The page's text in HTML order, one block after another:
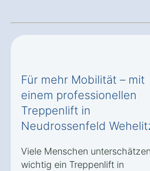
Für mehr Mobilität – mit
einem professionellen
Treppenlift in
Neudrossenfeld
Viele Menschen
wichtig ein Treppenlift in